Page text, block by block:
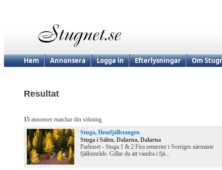
Hem Annonsera Logga in Efterlysningar Om
Resultat
15 annonser matchar din sökning.
Stuga, Hemfjällstangen
Stuga i Sälen, Dalarna, Dalarna
Parhuset - Stuga 1 & 2 Fira semester i Sveriges närmaste
fjällområde. Gillar du att vandra i fjä...